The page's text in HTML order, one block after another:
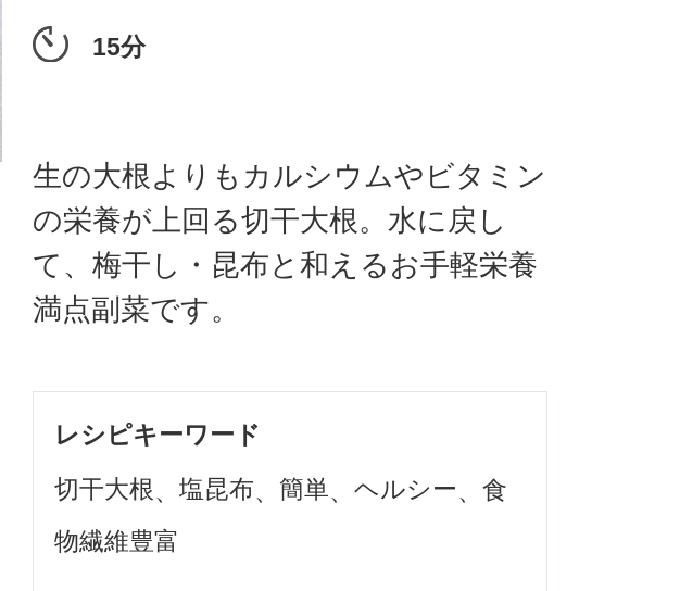
15分
生の大根よりもカルシウムやビタミン
の栄養が上回る切干大根。水に戻し
て、梅干し・昆布と和えるお手軽栄養
満点副菜です。
レシピキーワード
切干大根
塩昆布 簡単 ヘルシー
食
物繊維豊富